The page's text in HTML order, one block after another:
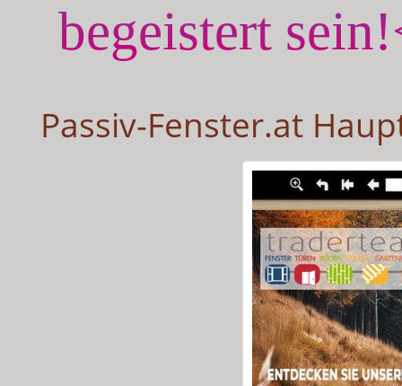
begeistert
Passiv-Fenster.at